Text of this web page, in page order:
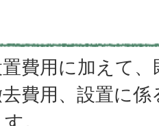
費用に加えて
費用、設置に